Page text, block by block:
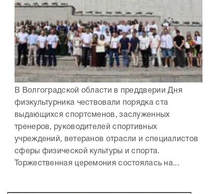
В Волгоградской области в преддверии Дня
физкультурника чествовали порядка ста
выдающихся спортсменов, заслуженных
тренеров, руководителей спортивных
учреждений, ветеранов отрасли и специалистов
сферы физической культуры и спорта.
Торжественная церемония состоялась на...